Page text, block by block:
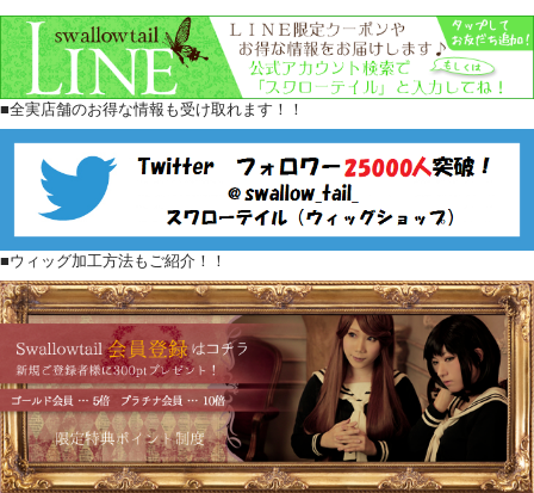
■全実店舗のお得な情報も受け取れます！！
■ウィッグ加工方法もご紹介！！